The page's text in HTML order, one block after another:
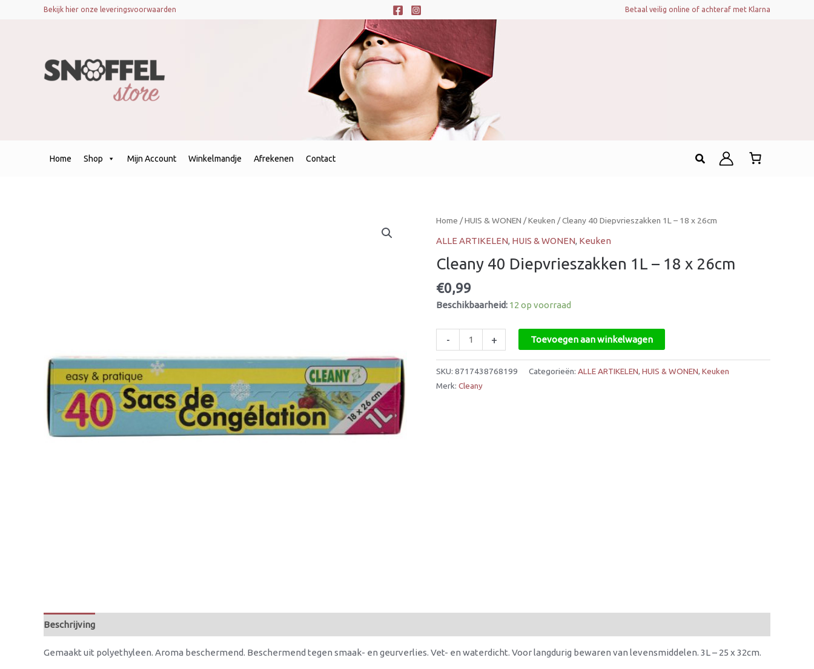
Bekijk hier onze leveringsvoorwaarden Betaal veilig online of achteraf met Klarna
Home Shop Mijn Account Winkelmandje Afrekenen Contact Zoeken
Home /HUIS & WONEN /Keuken / Cleany 40 Diepvrieszakken 1L – 18 x 26cm
ALLE ARTIKELEN, HUIS & WONEN, Keuken
Cleany 40 Diepvrieszakken 1L – 18 x 26cm
€0,99
Beschikbaarheid: 12 op voorraad
-
Cleany
1L
18
x
+ Toevoegen aan winkelwagen
SKU: 8717438768199 Categorieën: ALLE ARTIKELEN, HUIS & WONEN, Keuken
Merk: Cleany
Beschrijving
Gemaakt uit polyethyleen. Aroma beschermend. Beschermend tegen smaak- en geurverlies. Vet- en waterdicht. Voor langdurig bewaren van levensmiddelen. 3L – 25 x 32cm.